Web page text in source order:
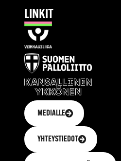
LINKIT
MEDIALLE
YHTEYSTIEDOT